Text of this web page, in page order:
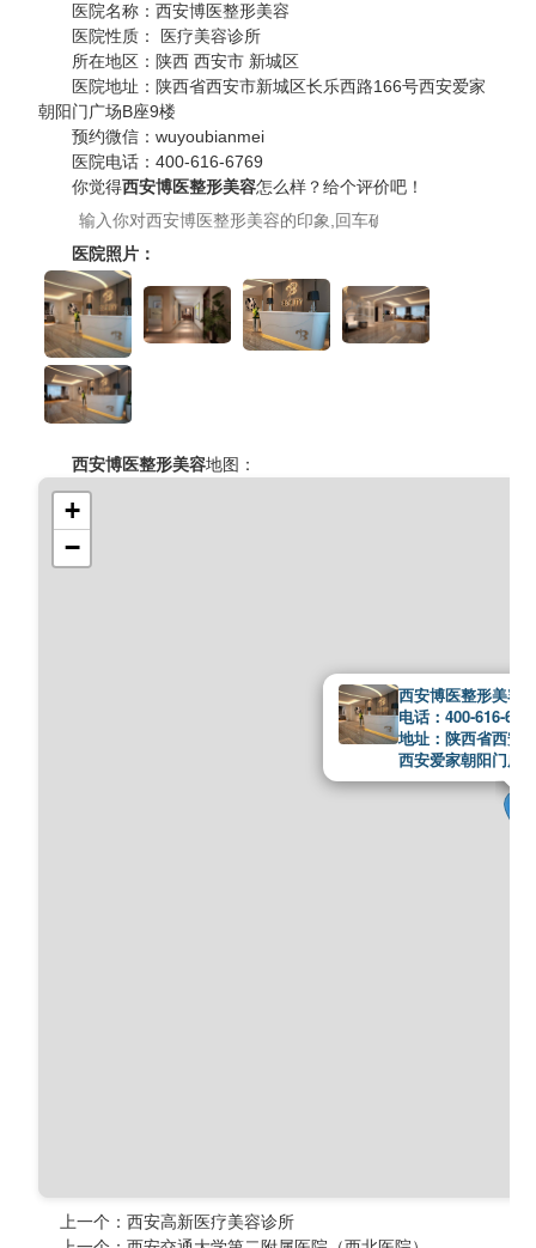
医院名称：西安博医整形美容
医院性质：
医疗美容诊所
所在地区： 陕西 西安市 新城区
医院地址： 陕西省西安市新城区长乐西路166号西安爱家
朝阳门广场B座9楼
预约微信：wuyoubianmei
医院电话：400-616-6769
你觉得西安博医整形美容怎么样？给个评价吧！
医院照片：
西安博医整形美容地图：
西安博医整形美容
电话：400-616-
地址：陕西省西安
西安爱家朝阳门广
+
−
上一个：西安高新医疗美容诊所